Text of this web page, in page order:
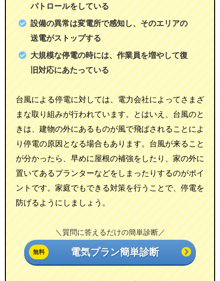
パトロールをしている
設備の異常は変電所で感知し、そのエリアの
送電がストップする
大規模な停電の時には、作業員を増やして復
旧対応にあたっている
台風による停電に対しては、電力会社によってさまざ
まな取り組みが行われています。とはいえ、台風のと
きは、建物の外にあるものが風で飛ばされることによ
り停電の原因となる場合もあります。台風が来ること
が分かったら、早めに屋根の補強をしたり、家の外に
置いてあるプランターなどをしまったりするのがポイ
ントです。家庭でもできる対策を行うことで、停電を
防げるようにしましょう。
＼質問に答えるだけの簡単診断／
電気プラン簡単診断